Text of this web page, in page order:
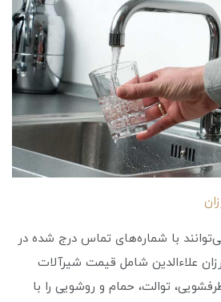
با شماره‌های تماس درج شده در
علاءالدین شامل قیمت شیرآلات
توالت، حمام و روشویی را با